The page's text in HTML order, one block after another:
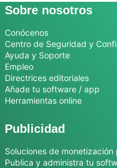
Sobre nosotros
Conócenos
Centro de Seguridad y
Ayuda y Soporte
Empleo
Directrices editoriales
Añade tu software / app
Herramientas online
Publicidad
Soluciones de
Publica y administra tu